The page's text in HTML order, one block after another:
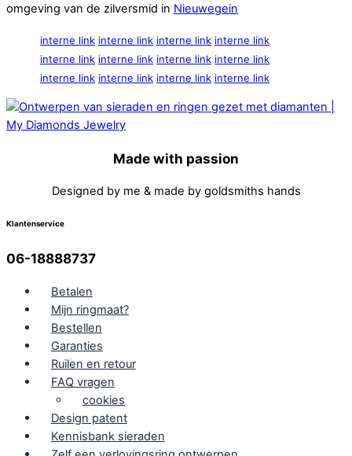
omgeving van de zilversmid in Nieuwegein
interne link interne link interne link interne link
interne link interne link interne link interne link
interne link interne link interne link interne link
Made with passion
Designed by me & made by goldsmiths hands
Klantenservice
06-18888737
Betalen
Mijn ringmaat?
Bestellen
Garanties
Ruilen en retour
FAQ vragen
cookies
Design patent
Kennisbank sieraden